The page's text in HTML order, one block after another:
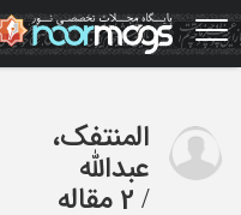
Skip
to
main
المنتفک،
عبدالله
/ 2 مقاله